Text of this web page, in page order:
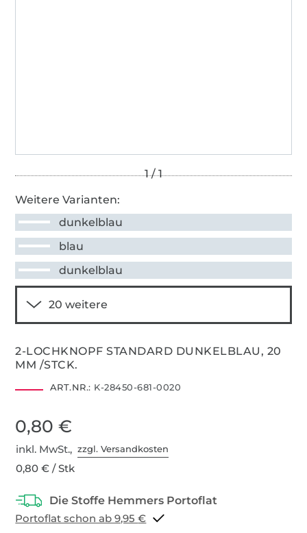
Weitere Varianten:
dunkelblau
blau
dunkelblau
2-LOCHKNOPF STANDARD DUNKELBLAU, 20
MM /STCK.
ART.NR.: K-28450-681-0020
0,80 €
inkl. MwSt.,zzgl. Versandkosten
0,80 € / Stk
Portoflat schon ab 9,95 €